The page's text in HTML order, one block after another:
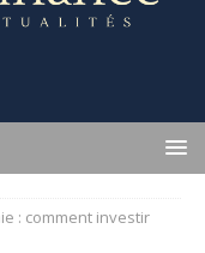
: comment investir